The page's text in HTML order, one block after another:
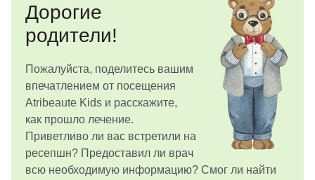
Дорогие
родители!
Пожалуйста, поделитесь вашим
впечатлением от посещения
Atribeaute Kids и расскажите,
как прошло лечение.
Приветливо ли вас встретили на
ресепшн? Предоставил ли врач
всю необходимую информацию? Смог ли найти